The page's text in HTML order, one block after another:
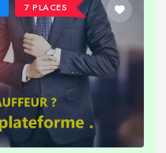
7 PLACES